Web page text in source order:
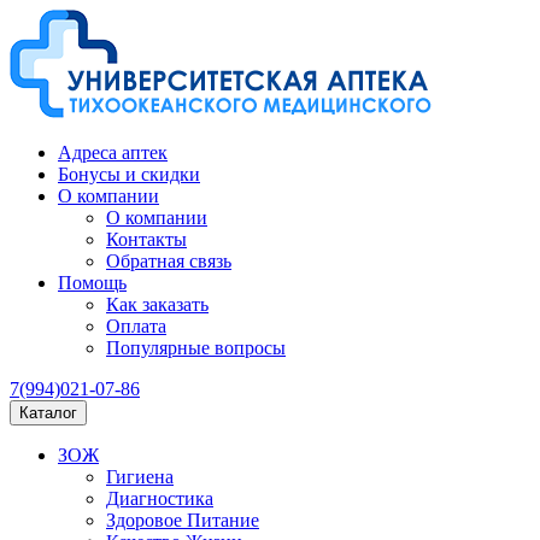
Адреса аптек
Бонусы и скидки
О компании
О компании
Контакты
Обратная связь
Помощь
Как заказать
Оплата
Популярные вопросы
7(994)021-07-86
Каталог
ЗОЖ
Гигиена
Диагностика
Здоровое Питание